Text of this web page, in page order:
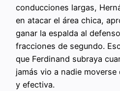
conducciones largas,
en atacar el área chica,
ganar la espalda al
fracciones de segundo.
que Ferdinand subraya
jamás vio a nadie
y efectiva.